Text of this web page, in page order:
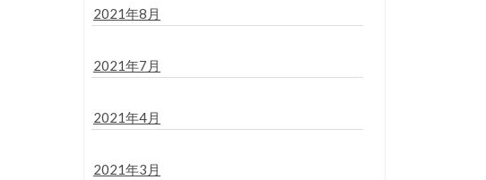
2021年8月
2021年7月
2021年4月
2021年3月